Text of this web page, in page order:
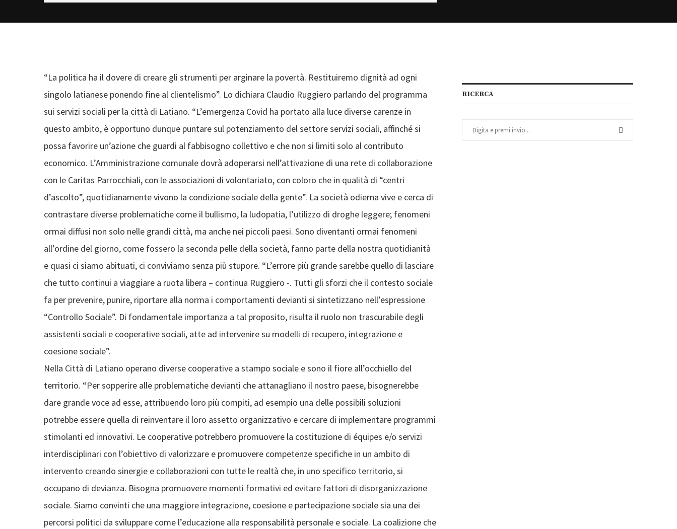
“La politica ha il dovere di creare gli strumenti per arginare la povertà. Restituiremo dignità ad ogni
singolo latianese ponendo fine al clientelismo”. Lo dichiara Claudio Ruggiero parlando del programma
sui servizi sociali per la città di Latiano. “L’emergenza Covid ha portato alla luce diverse carenze in
questo ambito, è opportuno dunque puntare sul potenziamento del settore servizi sociali, affinché si
possa favorire un’azione che guardi al fabbisogno collettivo e che non si limiti solo al contributo
economico. L’Amministrazione comunale dovrà adoperarsi nell’attivazione di una rete di collaborazione
con le Caritas Parrocchiali, con le associazioni di volontariato, con coloro che in qualità di “centri
d’ascolto”, quotidianamente vivono la condizione sociale della gente”. La società odierna vive e cerca di
contrastare diverse problematiche come il bullismo, la ludopatia, l’utilizzo di droghe leggere; fenomeni
ormai diffusi non solo nelle grandi città, ma anche nei piccoli paesi. Sono diventanti ormai fenomeni
all’ordine del giorno, come fossero la seconda pelle della società, fanno parte della nostra quotidianità
e quasi ci siamo abituati, ci conviviamo senza più stupore. “L’errore più grande sarebbe quello di lasciare
che tutto continui a viaggiare a ruota libera – continua Ruggiero -. Tutti gli sforzi che il contesto sociale
fa per prevenire, punire, riportare alla norma i comportamenti devianti si sintetizzano nell’espressione
“Controllo Sociale”. Di fondamentale importanza a tal proposito, risulta il ruolo non trascurabile degli
assistenti sociali e cooperative sociali, atte ad intervenire su modelli di recupero, integrazione e
coesione sociale”.
Nella Città di Latiano operano diverse cooperative a stampo sociale e sono il fiore all’occhiello del
territorio. “Per sopperire alle problematiche devianti che attanagliano il nostro paese, bisognerebbe
dare grande voce ad esse, attribuendo loro più compiti, ad esempio una delle possibili soluzioni
potrebbe essere quella di reinventare il loro assetto organizzativo e cercare di implementare programmi
stimolanti ed innovativi. Le cooperative potrebbero promuovere la costituzione di équipes e/o servizi
interdisciplinari con l’obiettivo di valorizzare e promuovere competenze specifiche in un ambito di
intervento creando sinergie e collaborazioni con tutte le realtà che, in uno specifico territorio, si
occupano di devianza. Bisogna promuovere momenti formativi ed evitare fattori di disorganizzazione
sociale. Siamo convinti che una maggiore integrazione, coesione e partecipazione sociale sia una dei
percorsi politici da sviluppare come l’educazione alla responsabilità personale e sociale. La coalizione che
RICERCA